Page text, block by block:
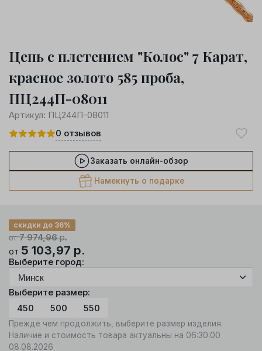
Цепь с плетением "Колос" 7 Карат,
красное золото 585 проба,
ПЦ244П-08011
Артикул: ПЦ244П-08011
0 отзывов
Заказать онлайн-обзор
Намекнуть о подарке
от7 974,96р.
скидки до 36%
от 5 103,97 р.
Выберите город:
Выберите размер:
450
500 550
Прежде чем продолжить, выберите размер изделия.
Наличие и стоимость товара актуальны на 06:30:00
08.08.2026